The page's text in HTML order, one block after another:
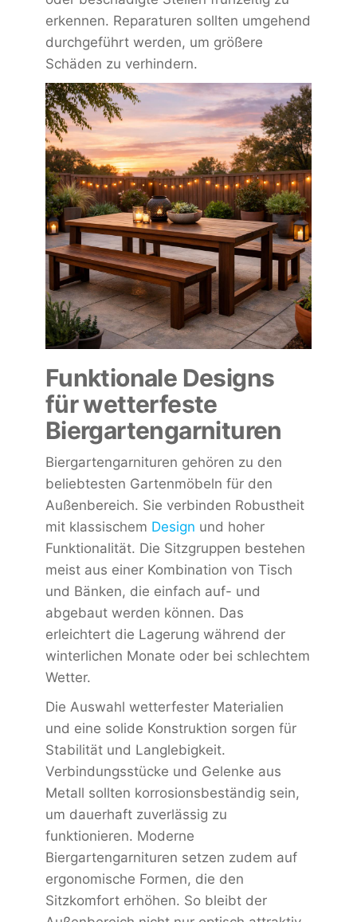
erkennen. Reparaturen sollten umgehend
durchgeführt werden, um größere
Schäden zu verhindern.
Funktionale Designs
für wetterfeste
Biergartengarnituren
Biergartengarnituren gehören zu den
beliebtesten Gartenmöbeln für den
Außenbereich. Sie verbinden Robustheit
mit klassischem Design und hoher
Funktionalität. Die Sitzgruppen bestehen
meist aus einer Kombination von Tisch
und Bänken, die einfach auf- und
abgebaut werden können. Das
erleichtert die Lagerung während der
winterlichen Monate oder bei schlechtem
Wetter.
Die Auswahl wetterfester Materialien
und eine solide Konstruktion sorgen für
Stabilität und Langlebigkeit.
Verbindungsstücke und Gelenke aus
Metall sollten korrosionsbeständig sein,
um dauerhaft zuverlässig zu
funktionieren. Moderne
Biergartengarnituren setzen zudem auf
ergonomische Formen, die den
Sitzkomfort erhöhen. So bleibt der